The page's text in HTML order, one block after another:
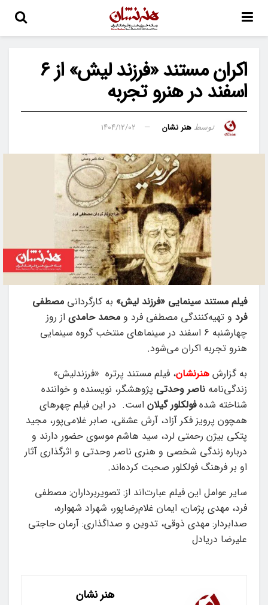
اکران مستند «فرزند لیش» از ۶
اسفند در هنرو تجربه
توسط هنر نشان ۱۴۰۴/۱۲/۰۲
فیلم مستند سینمایی «فرزند لیش» به کارگردانی مصطفی
فرد و تهیه‌کنندگی مصطفی فرد و محمد حامدی از روز
چهارشنبه ۶ اسفند در سینماهای منتخب گروه سینمایی
هنرو تجربه اکران می‌شود.
به گزارش هنرنشان، فیلم مستند پرتره «فرزندلیش»
زندگی‌نامه ناصر وحدتی پژوهشگر، نویسنده و خواننده
شناخته شدهفولکلور گیلان است. در این فیلم چهرهای
همچون پرویز فکر آزاد، آرش عشقی، صابر غلامی‌پور، مجید
پتکی بیژن رحمتی لرد، سید هاشم موسوی حضور دارند و
درباره زندگی شخصی و هنری ناصر وحدتی و اثرگذاری آثار
او بر فرهنگ فولکلور صحبت کرده‌اند.
سایر عوامل این فیلم عبارت‌اند از: تصویربرداران: مصطفی
فرد، مهدی پژمان، ایمان غلام‌رضاپور، شهراد شهواره،
صدابردار: مهدی ذوقی، تدوین‌ و صداگذاری: آرمان حاجتی
علیرضا دریادل
هنر نشان